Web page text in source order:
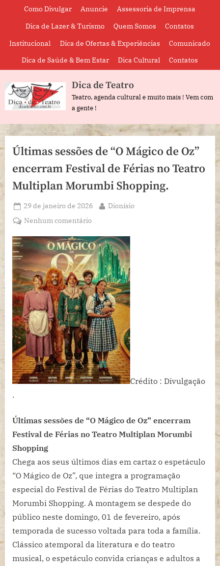
Como Divulgar Anuncie
Assessoria de Imprensa
Dica de Lazer & Turismo
Quem Somos
Contatos
Institucional
Dica de Ofertas & Experiências
Comunicado
Dica de Saúde & Bem Estar
Dica Cultural Contatos
Dica de Teatro
Teatro, agenda cultural e muito mais ! Vem com
a gente !
Últimas sessões de “O Mágico de Oz”
encerram Festival de Férias no Teatro
Multiplan Morumbi Shopping.
Posted
on
29 de janeiro de 2026 By
Dionísio
Nenhum comentário
sessões
de
“O
Mágico
de
Oz”
encerram
Festival
de
Férias
no
Teatro
Multiplan
Crédito : Divulgação
.
Últimas sessões de “O Mágico de Oz” encerram
Festival de Férias no Teatro Multiplan Morumbi
Shopping
Chega aos seus últimos dias em cartaz o espetáculo
“O Mágico de Oz”, que integra a programação
especial do Festival de Férias do Teatro Multiplan
Morumbi Shopping. A montagem se despede do
público neste domingo, 01 de fevereiro, após
temporada de sucesso voltada para toda a família.
Clássico atemporal da literatura e do teatro
musical, o espetáculo convida crianças e adultos a